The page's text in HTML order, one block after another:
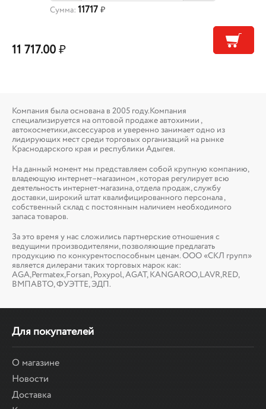
Сумма: 11717 ₽
11 717.00₽
Компания была основана в 2005 году.Компания
специализируется на оптовой продаже автохимии ,
автокосметики,аксессуаров и уверенно занимает одно из
лидирующих мест среди торговых организаций на рынке
Краснодарского края и республики Адыгея.
На данный момент мы представляем собой крупную компанию,
владеющую интернет–магазином , которая регулирует всю
деятельность интернет-магазина, отдела продаж, службу
доставки, широкий штат квалифицированного персонала ,
собственный склад c постоянным наличием необходимого
запаса товаров.
За это время у нас сложились партнерские отношения с
ведущими производителями, позволяющие предлагать
продукцию по конкурентоспособным ценам. ООО «СКЛ групп»
является дилерами таких торговых марок как:
AGA,Permatex,Forsan, Poxypol, AGAT, KANGAROO,LAVR,RED,
ВМПАВТО, ФУЭТТЕ, ЭДП.
Для покупателей
О магазине
Новости
Доставка